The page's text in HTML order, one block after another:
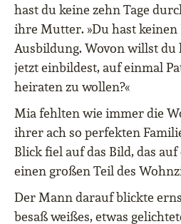
hast du keine zehn Tage
ihre Mutter. »Du hast keinen
Ausbildung. Wovon willst du
jetzt einbildest, auf einmal
heiraten zu wollen?«
Mia fehlten wie immer die
ihrer ach so perfekten
Blick fiel auf das Bild, das
einen großen Teil des
Der Mann darauf blickte
besaß weißes, etwas